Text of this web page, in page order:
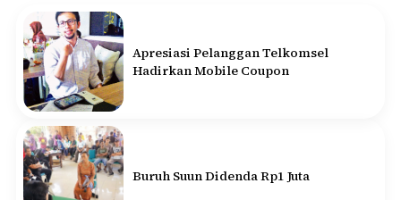
Apresiasi Pelanggan Telkomsel
Hadirkan Mobile Coupon
Buruh Suun Didenda Rp1 Juta